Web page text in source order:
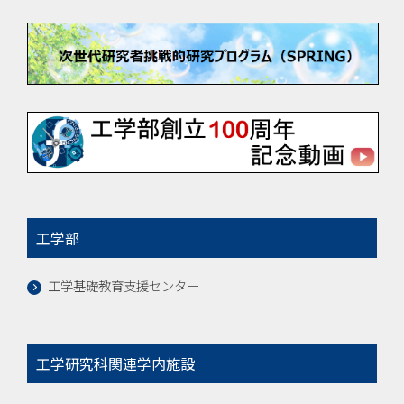
工学部
工学基礎教育支援センター
工学研究科関連学内施設